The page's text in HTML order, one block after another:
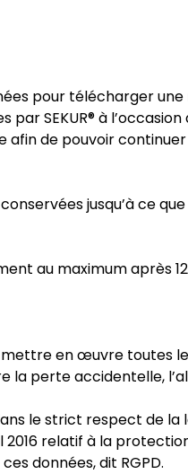
pour télécharger
SEKUR® à
de pouvoir
jusqu’à ce
au maximum après
mettre en œuvre toutes
perte accidentelle,
le strict respect de
relatif à la
données, dit RGPD.